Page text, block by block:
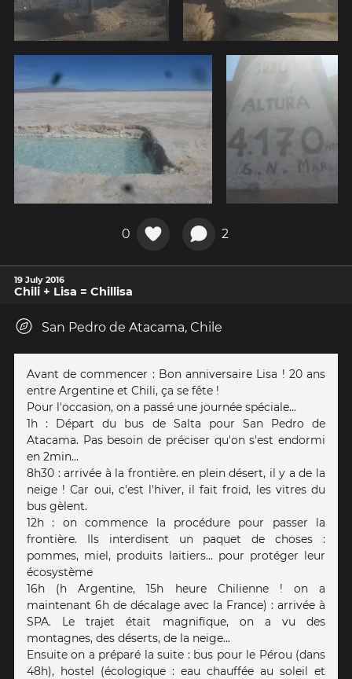
0 2
19 July 2016
Chili + Lisa = Chillisa
San Pedro de Atacama, Chile
Avant de commencer : Bon anniversaire Lisa ! 20 ans
entre Argentine et Chili, ça se fête !
Pour l'occasion, on a passé une journée spéciale...
1h : Départ du bus de Salta pour San Pedro de
Atacama. Pas besoin de préciser qu'on s'est endormi
en 2min...
8h30 : arrivée à la frontière. en plein désert, il y a de la
neige ! Car oui, c'est l'hiver, il fait froid, les vitres du
bus gèlent.
12h : on commence la procédure pour passer la
frontière. Ils interdisent un paquet de choses :
pommes, miel, produits laitiers... pour protéger leur
écosystème
16h (h Argentine, 15h heure Chilienne ! on a
maintenant 6h de décalage avec la France) : arrivée à
SPA. Le trajet était magnifique, on a vu des
montagnes, des déserts, de la neige...
Ensuite on a préparé la suite : bus pour le Pérou (dans
48h), hostel (écologique : eau chauffée au soleil et